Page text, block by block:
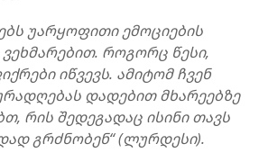
უარყოფითი ემოციების
როგორც წესი,
იწვევს. ამიტომ ჩვენ
დადებით მხარეებზე
რის შედეგადაც ისინი თავს
გრძნობენ“ (ლურდესი).